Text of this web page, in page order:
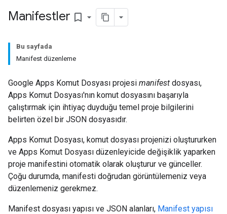
Manifestler bookmark_border
Bu sayfada
Manifest düzenleme
Google Apps Komut Dosyası projesi manifest dosyası,
Apps Komut Dosyası'nın komut dosyasını başarıyla
çalıştırmak için ihtiyaç duyduğu temel proje bilgilerini
belirten özel bir JSON dosyasıdır.
Apps Komut Dosyası, komut dosyası projenizi oluştururken
ve Apps Komut Dosyası düzenleyicide değişiklik yaparken
proje manifestini otomatik olarak oluşturur ve günceller.
Çoğu durumda, manifesti doğrudan görüntülemeniz veya
düzenlemeniz gerekmez.
Manifest dosyası yapısı ve JSON alanları, Manifest yapısı